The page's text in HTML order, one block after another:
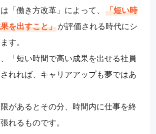
「働き方改革」によって、 「短い時
を出すこと」が評価される時代にシ
す。
「短い時間で高い成果を出せる社員
れれば、キャリアアップも夢ではあ
があるとその分、時間内に仕事を終
れるものです。